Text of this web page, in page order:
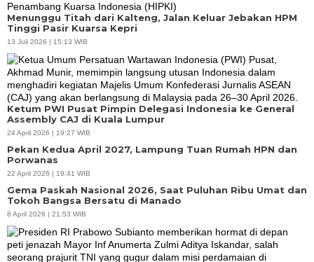
Menunggu Titah dari Kalteng, Jalan Keluar Jebakan HPM
Tinggi Pasir Kuarsa Kepri
13 Juli 2026 | 15:13 WIB
Ketum PWI Pusat Pimpin Delegasi Indonesia ke General
Assembly CAJ di Kuala Lumpur
24 April 2026 | 19:27 WIB
Pekan Kedua April 2027, Lampung Tuan Rumah HPN dan
Porwanas
22 April 2026 | 19:41 WIB
Gema Paskah Nasional 2026, Saat Puluhan Ribu Umat dan
Tokoh Bangsa Bersatu di Manado
8 April 2026 | 21:53 WIB